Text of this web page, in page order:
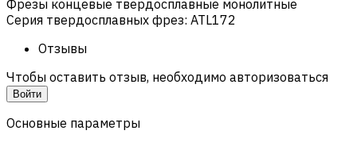
Фрезы концевые твердосплавные монолитные
Серия твердосплавных фрез: ATL172
Отзывы
Чтобы оставить отзыв, необходимо авторизоваться
Войти
Основные параметры